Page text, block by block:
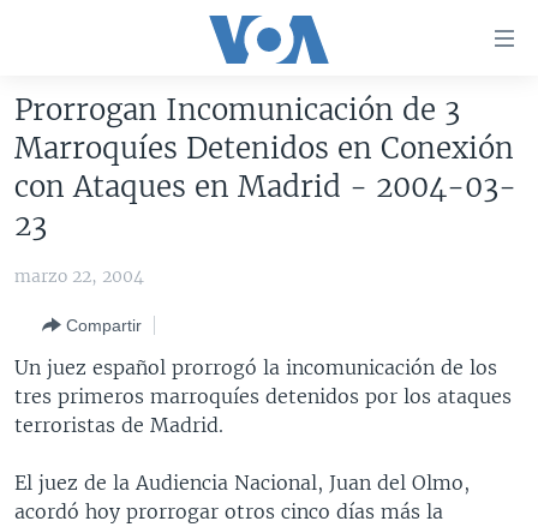
accesibilidad
al
contenido
principal
Salte
al
principal
Salte
búsqueda
AMÉRICA DEL NORTE
ELECCIONES EEUU 2024
COLOMBIA
CHILE
PERÚ
ECUADOR
COSTA RICA
EL SALVADOR
GUATEMALA
HONDURAS
OTRAS SECCIONES
INMIGRACIÓN
LIBERTAD DE PRENSA
MUNDO
ESPECIALES DE LA VOA
LIBERTAD DE PRENSA
UCRANIA
Prorrogan Incomunicación de 3
Marroquíes Detenidos en Conexión
con Ataques en Madrid - 2004-03-
23
marzo 22, 2004
Compartir
Un juez español prorrogó la incomunicación de los
tres primeros marroquíes detenidos por los ataques
terroristas de Madrid.
El juez de la Audiencia Nacional, Juan del Olmo,
acordó hoy prorrogar otros cinco días más la